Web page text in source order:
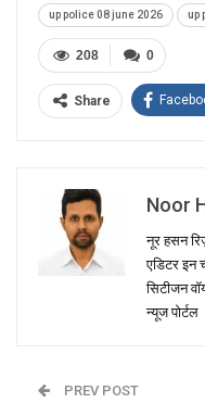
up police 08 june 2026 up
0
208
Share
Noor
नूर हसन
एडिटर इन
सिटीजन
न्यूज पोर्टल
PREV POST